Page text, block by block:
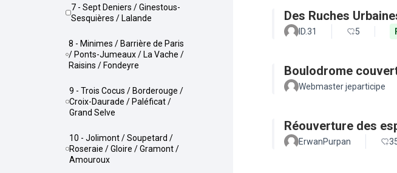
7 - Sept Deniers / Ginestous-
Sesquières / Lalande
8 - Minimes / Barrière de Paris
/ Ponts-Jumeaux / La Vache /
Raisins / Fondeyre
9 - Trois Cocus / Borderouge /
Croix-Daurade / Paléficat /
Grand Selve
10 - Jolimont / Soupetard /
Roseraie / Gloire / Gramont /
Amouroux
Des Ruches
ID.31 5
Boulodrome
Webmaster jeparticipe
Réouverture des
ErwanPurpan